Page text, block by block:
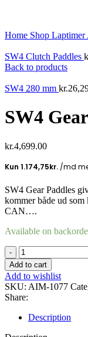
Home Shop Laptimer
SW4 Clutch Paddles
Back to products
SW4 280 mm kr.
SW4
kr.4,699.00
SW4 Gear Paddles
kommer både ud som
CAN….
Available on
SW4
Gear
Paddles
320/350
mm
quantity
Add to cart
Add to wishlist
SKU: AIM-1077
Share:
Description